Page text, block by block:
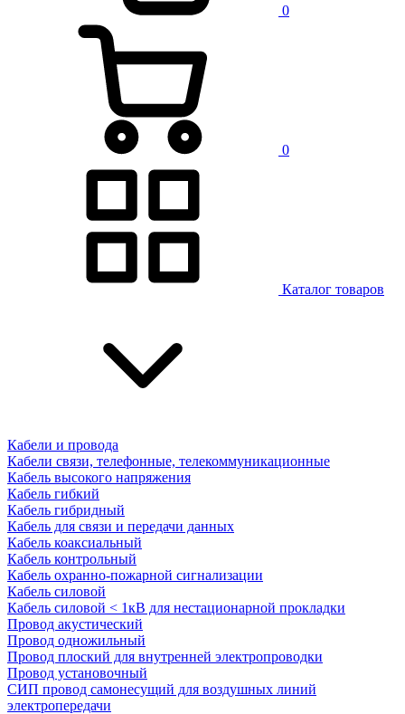
0
0
Каталог товаров
Кабели и провода
Кабели связи, телефонные, телекоммуникационные
Кабель высокого напряжения
Кабель гибкий
Кабель гибридный
Кабель для связи и передачи данных
Кабель коаксиальный
Кабель контрольный
Кабель охранно-пожарной сигнализации
Кабель силовой
Кабель силовой < 1кВ для нестационарной прокладки
Провод акустический
Провод одножильный
Провод плоский для внутренней электропроводки
Провод установочный
СИП провод самонесущий для воздушных линий
электропередачи